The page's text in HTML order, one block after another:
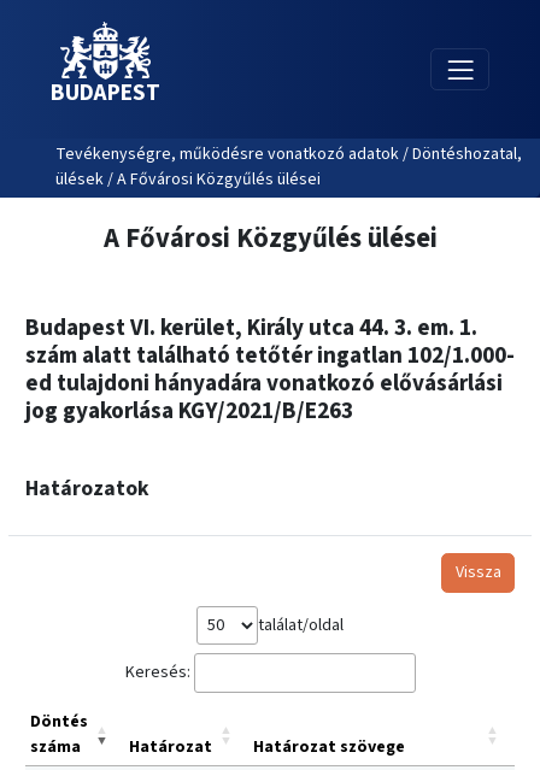
BUDAPEST
Tevékenységre, működésre vonatkozó adatok / Döntéshozatal,
ülések / A Fővárosi Közgyűlés ülései
A Fővárosi Közgyűlés ülései
Budapest VI. kerület, Király utca 44. 3. em. 1.
szám alatt található tetőtér ingatlan 102/1.000-
ed tulajdoni hányadára vonatkozó elővásárlási
jog gyakorlása KGY/2021/B/E263
Határozatok
Vissza
találat/oldal
Keresés:
Döntés
száma
Határozat
Határozat szövege